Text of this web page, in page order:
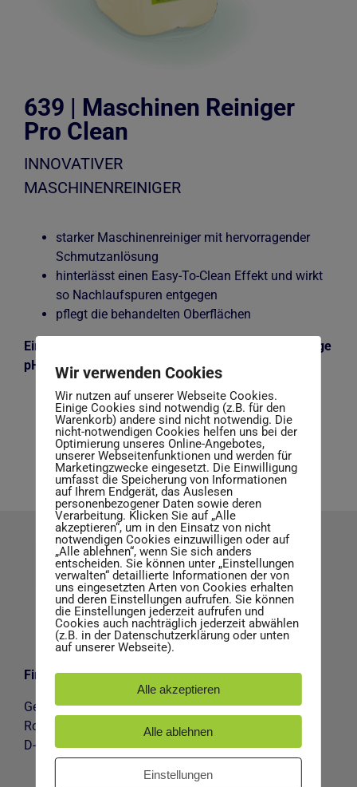
639 | Maschinen Reiniger
Pro Clean
INNOVATIVER
MASCHINENREINIGER
starker Maschinenreiniger mit hervorragender
Schmutzanlösung
hinterlässt einen Easy-To-Clean Effekt und wirkt
so Nachlaufspuren entgegen
pflegt die behandelten Oberflächen
Einsatzgebiet: Waschstraße/Portalanlage/ SB-Anlage
pH-Wert: 0 (konz.)
Firmen Adresse
Gerhard Schäfer GmbH
Robert-Bosch-Straße 7
D-73265 Dettingen/Teck
Wir verwenden Cookies
Wir nutzen auf unserer Webseite Cookies.
Einige Cookies sind notwendig (z.B. für den
Warenkorb) andere sind nicht notwendig. Die
nicht-notwendigen Cookies helfen uns bei der
Optimierung unseres Online-Angebotes,
unserer Webseitenfunktionen und werden für
Marketingzwecke eingesetzt. Die Einwilligung
umfasst die Speicherung von Informationen
auf Ihrem Endgerät, das Auslesen
personenbezogener Daten sowie deren
Verarbeitung. Klicken Sie auf „Alle
akzeptieren“, um in den Einsatz von nicht
notwendigen Cookies einzuwilligen oder auf
„Alle ablehnen“, wenn Sie sich anders
entscheiden. Sie können unter „Einstellungen
verwalten“ detaillierte Informationen der von
uns eingesetzten Arten von Cookies erhalten
und deren Einstellungen aufrufen. Sie können
die Einstellungen jederzeit aufrufen und
Cookies auch nachträglich jederzeit abwählen
(z.B. in der Datenschutzerklärung oder unten
auf unserer Webseite).
Alle akzeptieren
Alle ablehnen
Einstellungen